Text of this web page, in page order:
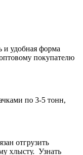
и удобная форма
покупателю
по 3-5 тонн,
отгрузить
хлысту. Узнать